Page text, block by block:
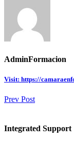
AdminFormacion
Visit: https://
Prev Post
Integrated Support